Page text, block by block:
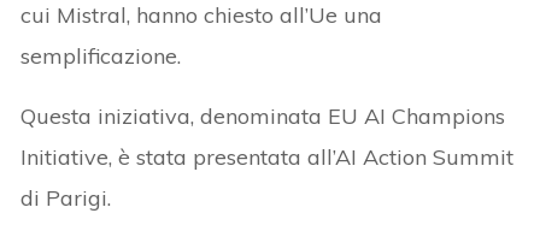
cui Mistral, hanno chiesto all’Ue una
semplificazione.
Questa iniziativa, denominata EU AI Champions
Initiative, è stata presentata all’AI Action Summit
di Parigi.